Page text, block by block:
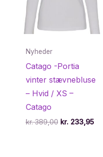
Nyheder
Catago -Portia
vinter stævnebluse
– Hvid / XS –
Catago
kr.389,00 Den
kr.233,95Den